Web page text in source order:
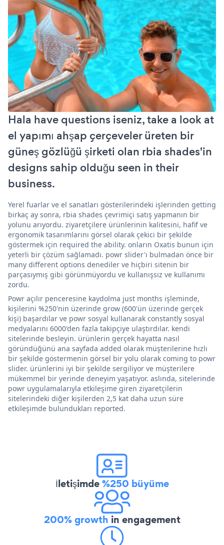
Hala have questions iseniz, take a look at
el yapımı ahşap çerçeveler üreten bir
güneş gözlüğü şirketi olan rbia shades'in
designs sahip olduğu seen in their
business.
Yerel fuarlar ve el sanatları gösterilerindeki işlerinden getting
birkaç ay sonra, rbia shades çevrimiçi satış yapmanın bir
yolunu arıyordu. ziyaretçilere ürünlerinin kalitesini, hafif ve
ergonomik tasarımlarını görsel olarak çekici bir şekilde
göstermek için required the ability. onların Oxatis bunun için
yeterli bir çözüm sağlamadı. powr slider'ı bulmadan önce bir
many different options denediler ve hiçbiri sitenin bir
parçasıymış gibi görünmüyordu ve kullanışsız ve kullanımı
zordu.
Powr açılır penceresine kaydolma just months işleminde,
kişilerini %250'nin üzerinde grow (600'ün üzerinde gerçek
kişi) başardılar ve powr sosyal kullanarak constantly sosyal
medyalarını 6000'den fazla takipçiye ulaştırdılar. kendi
sitelerinde besleyin. ürünlerin gerçek hayatta nasıl
göründüğünü ana sayfada added olarak müşterilerine hızlı
bir şekilde göstermenin görsel bir yolu olarak coming to powr
slider. ürünlerini iyi bir şekilde sergiliyor ve müşterilere
mükemmel bir yerinde deneyim yaşatıyor. aslında, sitelerinde
powr uygulamalarıyla etkileşime giren ziyaretçilerin
sitelerindeki diğer kişilerden 2,5 kat daha uzun süre
etkileşimde bulundukları reported.
İletişimde%250 büyüme
200% growth in engagement